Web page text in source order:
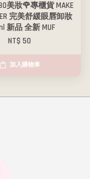
美妝🌹專櫃貨 MAKE
完美舒緩眼唇卸妝
新品 全新 MUF
NT$ 50
加入購物車